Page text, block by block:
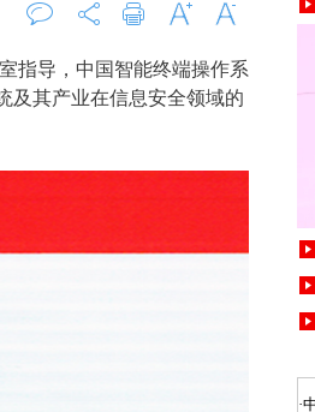
评论0 打印 字大 字小
指导，中国智能终端操作系
及其产业在信息安全领域的